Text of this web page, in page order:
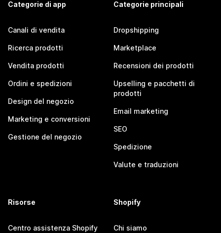
Categorie di app
Canali di vendita
Ricerca prodotti
Vendita prodotti
Ordini e spedizioni
Design del negozio
Marketing e conversioni
Gestione del negozio
Categorie principali
Dropshipping
Marketplace
Recensioni dei prodotti
Upselling e pacchetti di
prodotti
Email marketing
SEO
Spedizione
Valute e traduzioni
Risorse
Centro assistenza Shopify
Shopify
Chi siamo